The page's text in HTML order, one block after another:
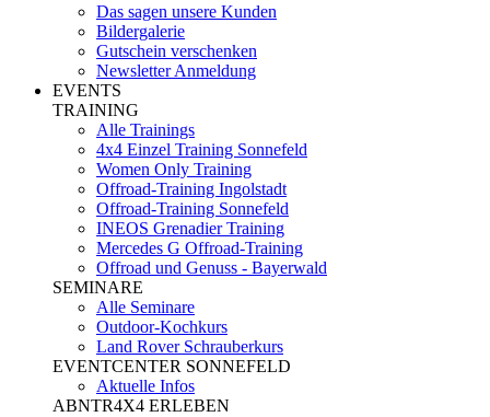
Das sagen unsere Kunden
Bildergalerie
Gutschein verschenken
Newsletter Anmeldung
EVENTS
TRAINING
Alle Trainings
4x4 Einzel Training Sonnefeld
Women Only Training
Offroad-Training Ingolstadt
Offroad-Training Sonnefeld
INEOS Grenadier Training
Mercedes G Offroad-Training
Offroad und Genuss - Bayerwald
SEMINARE
Alle Seminare
Outdoor-Kochkurs
Land Rover Schrauberkurs
EVENTCENTER SONNEFELD
Aktuelle Infos
ABNTR4X4 ERLEBEN